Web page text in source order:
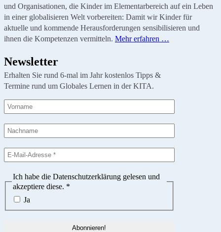
und Organisationen, die Kinder im Elementarbereich auf ein Leben
in einer globalisieren Welt vorbereiten: Damit wir Kinder für
aktuelle und kommende Herausforderungen sensibilisieren und
ihnen die Kompetenzen vermitteln. Mehr erfahren …
Newsletter
Erhalten Sie rund 6-mal im Jahr kostenlos Tipps &
Termine rund um Globales Lernen in der KITA.
Ich habe die Datenschutzerklärung gelesen und
akzeptiere diese. *
Ja